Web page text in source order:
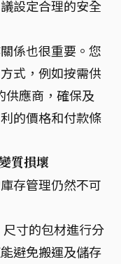
設定合理的安全
係也很重要。您
式，例如按需供
供應商，確保及
的價格和付款條
質損壞
存管理仍然不可
寸的包材進行分
避免搬運及儲存